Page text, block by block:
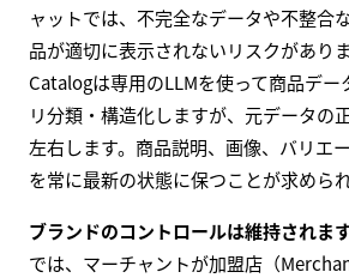
ャットでは、不完全なデータや不整合
品が適切に表示されないリスクがあり
Catalogは専用のLLMを使って商品デー
リ分類・構造化しますが、元データの
左右します。商品説明、画像、バリエ
を常に最新の状態に保つことが求められ
ブランドのコントロールは維持されます
では、マーチャントが加盟店（